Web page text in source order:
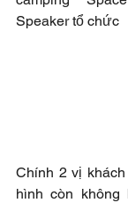
Speaker tổ chức
Chính 2 vị
hình còn